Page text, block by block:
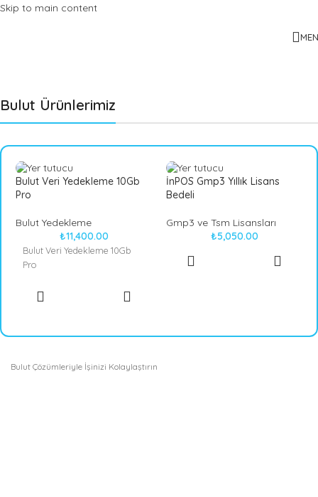
Skip to main content
Bulut Ürünlerimiz
Bulut Veri Yedekleme 10Gb
Pro
Bulut Yedekleme
₺11,400.00
Bulut Veri Yedekleme 10Gb
Pro
İnPOS Gmp3 Yıllık Lisans
Bedeli
Gmp3 ve Tsm Lisansları
₺5,050.00
Bulut Çözümleriyle İşinizi Kolaylaştırın